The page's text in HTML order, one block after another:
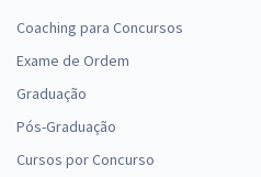
Coaching para Concursos
Exame de Ordem
Graduação
Pós-Graduação
Cursos por Concurso